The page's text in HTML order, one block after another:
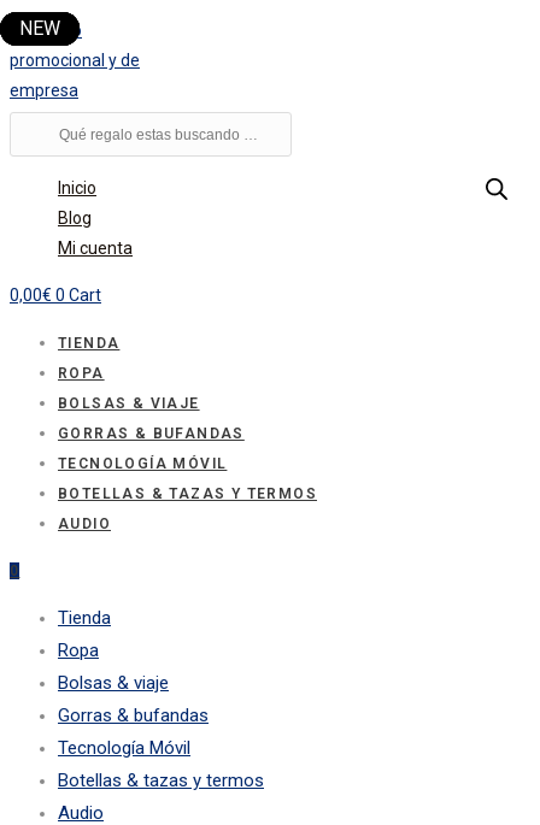
al
contenido
Búsqueda
de
productos
Inicio
Blog
Mi cuenta
0,00€ 0 Cart
TIENDA
ROPA
BOLSAS & VIAJE
GORRAS & BUFANDAS
TECNOLOGÍA MÓVIL
BOTELLAS & TAZAS Y TERMOS
AUDIO
0
Tienda
Ropa
Bolsas & viaje
Gorras & bufandas
Tecnología Móvil
Botellas & tazas y termos
Audio